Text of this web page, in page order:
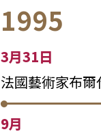
1995
3月31日
法國藝術家布
9月